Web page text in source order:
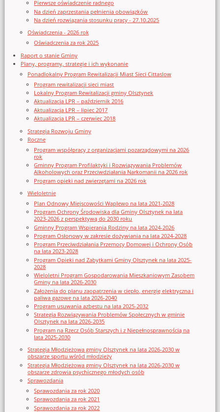
Pierwsze oświadczenie radnego
Na dzień zaprzestania pełnienia obowiązków
Na dzień rozwiązania stosunku pracy - 27.10.2025
Oświadczenia - 2026 rok
Oświadczenia za rok 2025
Raport o stanie Gminy
Plany, programy, strategie i ich wykonanie
Ponadlokalny Program Rewitalizacji Miast Sieci Cittaslow
Program rewitalizacji sieci miast
Lokalny Program Rewitalizacji gminy Olsztynek
Aktualizacja LPR – październik 2016
Aktualizacja LPR – lipiec 2017
Aktualizacja LPR – czerwiec 2018
Strategia Rozwoju Gminy
Roczne
Program współpracy z organizacjami pozarządowymi na 2026
rok
Gminny Program Profilaktyki i Rozwiązywania Problemów
Alkoholowych oraz Przeciwdziałania Narkomanii na 2026 rok
Program opieki nad zwierzętami na 2026 rok
Wieloletnie
Plan Odnowy Miejscowości Waplewo na lata 2021-2028
Program Ochrony Środowiska dla Gminy Olsztynek na lata
2023-2026 z perspektywą do 2030 roku
Gminny Program Wspierania Rodziny na lata 2024-2026
Program Osłonowy w zakresie dożywiania na lata 2024-2028
Program Przeciwdziałania Przemocy Domowej i Ochrony Osób
na lata 2023-2028
Program Opieki nad Zabytkami Gminy Olsztynek na lata 2025-
2028
Wieloletni Program Gospodarowania Mieszkaniowym Zasobem
Gminy na lata 2026-2030
Założenia do planu zaopatrzenia w ciepło, energię elektryczna i
paliwa gazowe na lata 2026-2040
Program usuwania azbestu na lata 2025-2032
Strategia Rozwiązywania Problemów Społecznych w gminie
Olsztynek na lata 2026-2035
Program na Rzecz Osób Starszych i z Niepełnosprawnością na
lata 2025-2030
Strategia Młodzieżowa gminy Olsztynek na lata 2026-2030 w
obszarze sportu wśród młodzieży
Strategia Młodzieżowa gminy Olsztynek na lata 2026-2030 w
obszarze zdrowia psychicznego młodych osób
Sprawozdania
Sprawozdania za rok 2020
Sprawozdania za rok 2021
Sprawozdania za rok 2022